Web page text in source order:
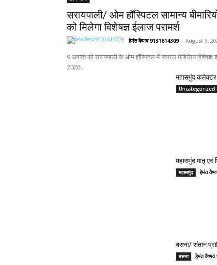
सरायपाली/ ओम हॉस्पिटल सामान्य
को मिलेगा विशेषज्ञ ईलाज परामर्श
हेमंत वैष्णव 9131614309 - August 6,
9 अगस्त को सरायपाली के ओम हॉस्पिटल में जनरल मेडिसिन विशेषज्ञ
2026...
महासमुंद कलेक्टर
Uncategorized
महासमुंद मातृ एवं
महासमुंद हेमंत
बसना/ संतान
बसना हेमंत